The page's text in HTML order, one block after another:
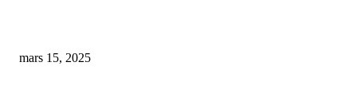
mars 15, 2025